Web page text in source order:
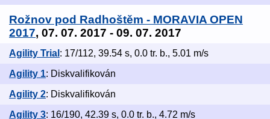
Rožnov pod Radhoštěm - MORAVIA OPEN
2017, 07. 07. 2017 - 09. 07. 2017
Agility Trial : 17/112, 39.54 s, 0.0 tr. b., 5.01 m/s
Agility 1: Diskvalifikován
Agility 2: Diskvalifikován
Agility 3: 16/190, 42.39 s, 0.0 tr. b., 4.72 m/s